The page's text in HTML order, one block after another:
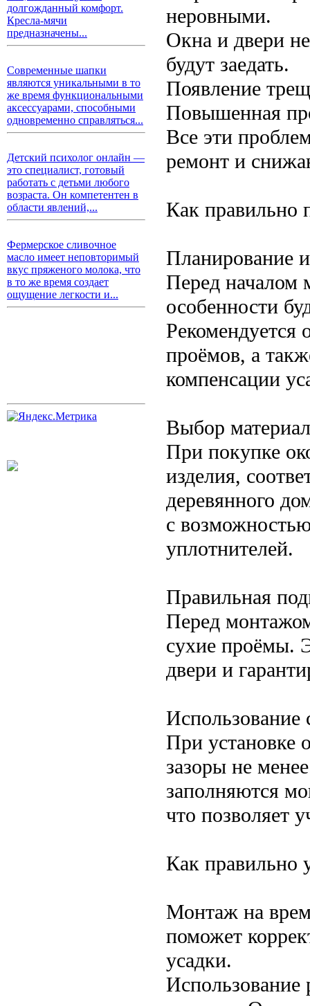
долгожданный комфорт.
Кресла-мячи
предназначены...
Современные шапки
являются уникальными в то
же время функциональными
аксессуарами, способными
одновременно справляться...
Детский психолог онлайн —
это специалист, готовый
работать с детьми любого
возраста. Он компетентен в
области явлений,...
Фермерское сливочное
масло имеет неповторимый
вкус пряженого молока, что
в то же время создает
ощущение легкости и...
неровными.
Окна и двери
будут заедать.
Появление
Повышенная
Все эти
ремонт и
Как правильно
Планирование
Перед началом
особенности
Рекомендуется
проёмов, а
компенсации
Выбор
При покупке
изделия,
деревянного
с
уплотнителей.
Правильная
Перед
сухие проёмы.
двери и
Использование
При установке
зазоры не
заполняются
что позволяет
Как правильно
Монтаж на
поможет
усадки.